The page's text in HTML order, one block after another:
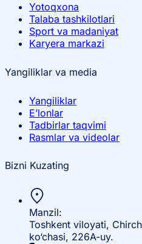
Yotoqxona
Talaba tashkilotlari
Sport va madaniyat
Karyera markazi
Yangiliklar va media
Yangiliklar
E’lonlar
Tadbirlar taqvimi
Rasmlar va videolar
Bizni Kuzating
Manzil:
Toshkent viloyati,
ko‘chasi, 226A-uy.